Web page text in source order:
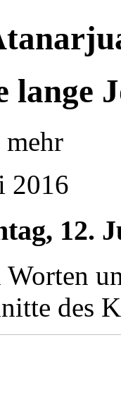
lange
2016
12.
des